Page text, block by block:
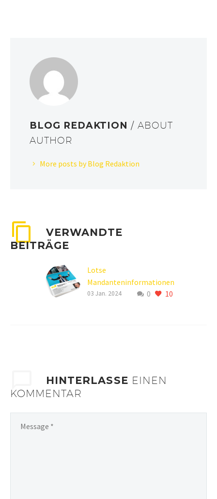
BLOG REDAKTION/ ABOUT
AUTHOR
More posts by Blog Redaktion
VERWANDTE
BEITRÄGE
Lotse
Mandanteninformationen
Winter 2023 / 24
0 10
03 Jan. 2024
HINTERLASSE EINEN
KOMMENTAR